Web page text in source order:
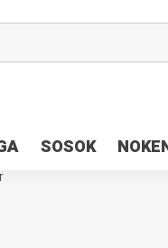
SOSOK
Polri di Deklarasi Pemilu
Persen, Deposit Kas